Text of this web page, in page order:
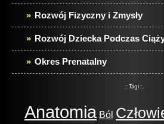
Rozwój Fizyczny i Zmysły
Rozwój Dziecka Podczas
Okres Prenatalny
.:: Tagi ::.
Anatomia Ból